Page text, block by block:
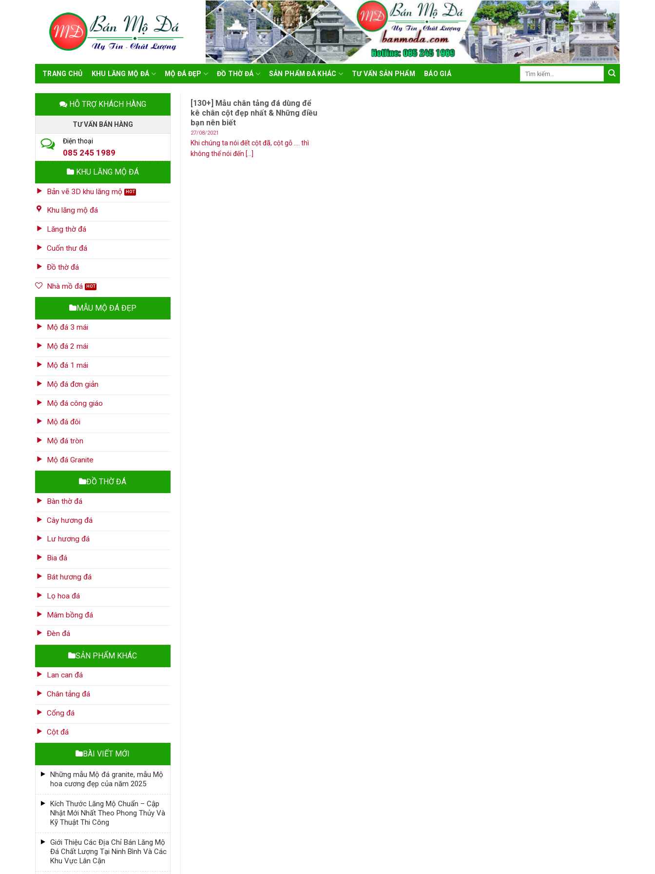
content
TRANG CHỦ KHU LĂNG MỘ ĐÁ MỘ ĐÁ ĐẸP ĐỒ THỜ ĐÁ SẢN PHẨM ĐÁ KHÁC TƯ VẤN SẢN PHẨM BÁO GIÁ
Tìm
HỖ TRỢ KHÁCH HÀNG
TƯ VẤN BÁN HÀNG
Điện thoại
085 245 1989
KHU LĂNG MỘ ĐÁ
Bản vẽ 3D khu lăng mộ
Khu lăng mộ đá
Lăng thờ đá
Cuốn thư đá
Đồ thờ đá
Nhà mồ đá
MẪU MỘ ĐÁ ĐẸP
Mộ đá 3 mái
Mộ đá 2 mái
Mộ đá 1 mái
Mộ đá đơn giản
Mộ đá công giáo
Mộ đá đôi
Mộ đá tròn
Mộ đá Granite
ĐỒ THỜ ĐÁ
Bàn thờ đá
Cây hương đá
Lư hương đá
Bia đá
Bát hương đá
Lọ hoa đá
Mâm bồng đá
Đèn đá
SẢN PHẨM KHÁC
Lan can đá
Chân tảng đá
Cổng đá
Cột đá
BÀI VIẾT MỚI
Những mẫu Mộ đá granite, mẫu Mộ
hoa cương đẹp của năm 2025
Kích Thước Lăng Mộ Chuẩn – Cập
Nhật Mới Nhất Theo Phong Thủy Và
Kỹ Thuật Thi Công
Giới Thiệu Các Địa Chỉ Bán Lăng Mộ
Đá Chất Lượng Tại Ninh Bình Và Các
Khu Vực Lân Cận
[130+] Mẫu chân tảng đá dùng để
kê chân cột đẹp nhất & Những điều
bạn nên biết
27/08/2021
Khi chúng ta nói đết cột đã, cột gỗ …. thì
không thể nói đến [...]